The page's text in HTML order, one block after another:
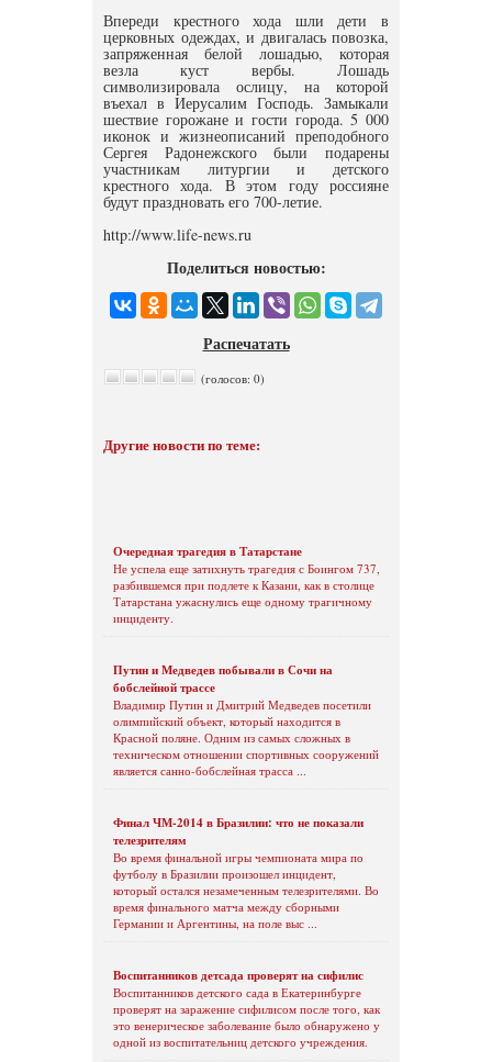
Впереди крестного хода шли дети в
церковных одеждах, и двигалась повозка,
запряженная белой лошадью, которая
везла куст вербы. Лошадь
символизировала ослицу, на которой
въехал в Иерусалим Господь. Замыкали
шествие горожане и гости города. 5 000
иконок и жизнеописаний преподобного
Сергея Радонежского были подарены
участникам литургии и детского
крестного хода. В этом году россияне
будут праздновать его 700-летие.
http://www.life-news.ru
Поделиться новостью:
Распечатать
(голосов: 0)
Другие новости по теме:
Очередная трагедия в Татарстане
Не успела еще затихнуть трагедия с Боингом 737,
разбившемся при подлете к Казани, как в столице
Татарстана ужаснулись еще одному трагичному
инциденту.
Путин и Медведев побывали в Сочи на
бобслейной трассе
Владимир Путин и Дмитрий Медведев посетили
олимпийский объект, который находится в
Красной поляне. Одним из самых сложных в
техническом отношении спортивных сооружений
является санно-бобслейная трасса ...
Финал ЧМ-2014 в Бразилии: что не показали
телезрителям
Во время финальной игры чемпионата мира по
футболу в Бразилии произошел инцидент,
который остался незамеченным телезрителями. Во
время финального матча между сборными
Германии и Аргентины, на поле выс ...
Воспитанников детсада проверят на сифилис
Воспитанников детского сада в Екатеринбурге
проверят на заражение сифилисом после того, как
это венерическое заболевание было обнаружено у
одной из воспитательниц детского учреждения.